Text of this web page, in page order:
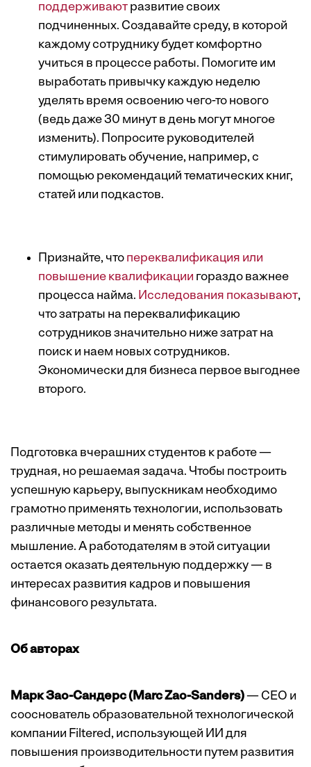
поддерживают развитие своих
подчиненных. Создавайте среду, в которой
каждому сотруднику будет комфортно
учиться в процессе работы. Помогите им
выработать привычку каждую неделю
уделять время освоению чего-то нового
(ведь даже 30 минут в день могут многое
изменить). Попросите руководителей
стимулировать обучение, например, с
помощью рекомендаций тематических книг,
статей или подкастов.
Признайте, что переквалификация или
повышение квалификации гораздо важнее
процесса найма. Исследования показывают,
что затраты на переквалификацию
сотрудников значительно ниже затрат на
поиск и наем новых сотрудников.
Экономически для бизнеса первое выгоднее
второго.
Подготовка вчерашних студентов к работе —
трудная, но решаемая задача. Чтобы построить
успешную карьеру, выпускникам необходимо
грамотно применять технологии, использовать
различные методы и менять собственное
мышление. А работодателям в этой ситуации
остается оказать деятельную поддержку — в
интересах развития кадров и повышения
финансового результата.
Об авторах
Марк Зао-Сандерс (Marc Zao-Sanders)— CEO и
сооснователь образовательной технологической
компании Filtered, использующей ИИ для
повышения производительности путем развития